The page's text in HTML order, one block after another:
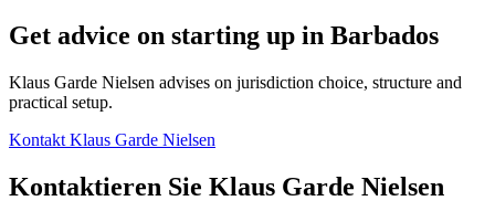
Get advice on starting up in Barbados
Klaus Garde Nielsen advises on jurisdiction choice, structure and
practical setup.
Kontakt Klaus Garde Nielsen
Kontaktieren Sie Klaus Garde Nielsen